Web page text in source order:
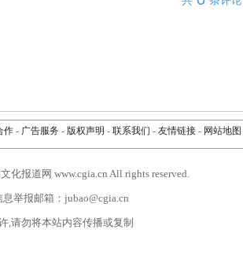
作 - 广告服务 - 版权声明 - 联系我们 - 友情链接 - 网站地图
化报道网 www.cgia.cn All rights reserved.
举报邮箱：jubao@cgia.cn
,请勿将本站内容传播或复制